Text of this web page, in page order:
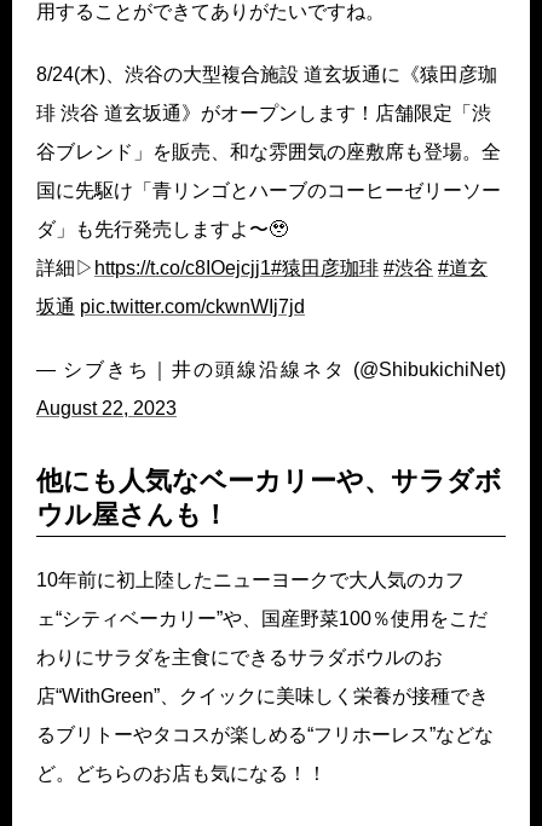
用することができてありがたいですね。
8/24(木)、渋谷の大型複合施設 道玄坂通に《猿田彦珈
琲 渋谷 道玄坂通》がオープンします！店舗限定「渋
谷ブレンド」を販売、和な雰囲気の座敷席も登場。全
国に先駆け「青リンゴとハーブのコーヒーゼリーソー
ダ」も先行発売しますよ〜🥹
詳細▷ https://t.co/c8IOejcjj1#猿田彦珈琲 #渋谷 #道玄
坂通 pic.twitter.com/ckwnWIj7jd
— シブきち｜井の頭線沿線ネタ (@ShibukichiNet)
August 22, 2023
他にも人気なベーカリーや、サラダボ
ウル屋さんも！
10年前に初上陸したニューヨークで大人気のカフ
ェ“シティベーカリー”や、国産野菜100％使用をこだ
わりにサラダを主食にできるサラダボウルのお
店“WithGreen”、クイックに美味しく栄養が接種でき
るブリトーやタコスが楽しめる“フリホーレス”などな
ど。どちらのお店も気になる！！